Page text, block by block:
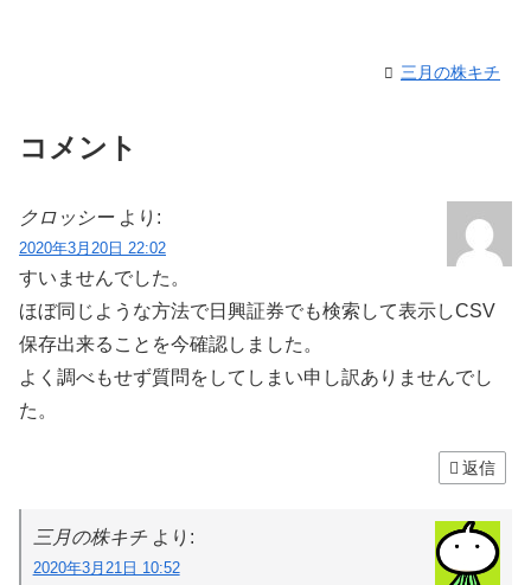
三月の株キチ
コメント
クロッシー より:
2020年3月20日 22:02
すいませんでした。
ほぼ同じような方法で日興証券でも検索して表示しCSV
保存出来ることを今確認しました。
よく調べもせず質問をしてしまい申し訳ありませんでし
た。
返信
三月の株キチ より:
2020年3月21日 10:52